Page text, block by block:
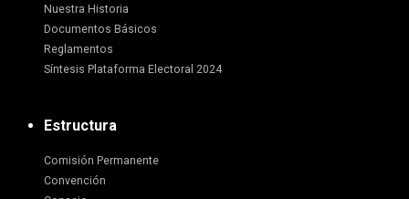
Nuestra Historia
Documentos Básicos
Reglamentos
Síntesis Plataforma Electoral 2024
Estructura
Comisión Permanente
Convención